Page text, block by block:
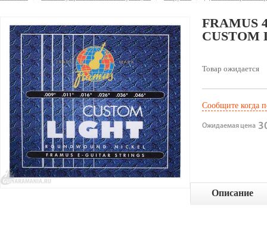
FRAMUS
CUSTOM
Товар ожидается
Сообщите когда
Ожидаемая цена
Описание